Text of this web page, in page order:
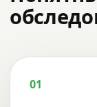
01